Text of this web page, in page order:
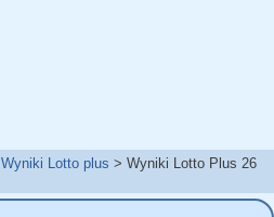
Wyniki Lotto plus
Wyniki Lotto Plus 26